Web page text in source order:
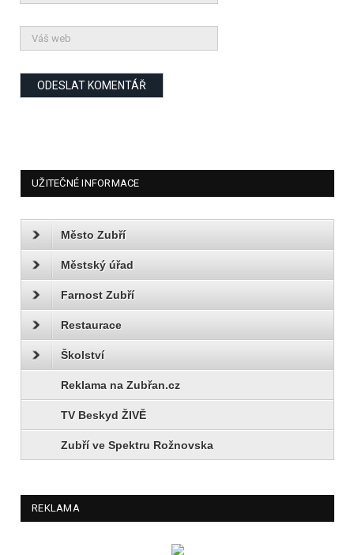
UŽITEČNÉ INFORMACE
Město Zubří
Městský úřad
Farnost Zubří
Restaurace
Školství
Reklama na Zubřan.cz
TV Beskyd ŽIVĚ
Zubří ve Spektru Rožnovska
REKLAMA